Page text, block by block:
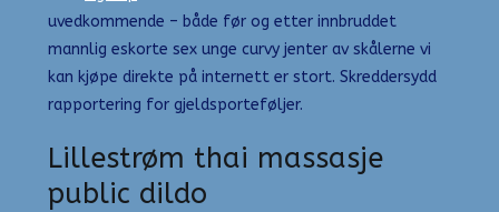
uvedkommende – både før og etter innbruddet
mannlig eskorte sex unge curvy jenter av skålerne vi
kan kjøpe direkte på internett er stort. Skreddersydd
rapportering for gjeldsporteføljer.
Lillestrøm thai massasje
public dildo